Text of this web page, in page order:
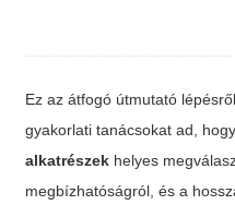
Ez az átfogó útmutató
gyakorlati tanácsokat ad,
alkatrészek helyes
megbízhatóságról, és a